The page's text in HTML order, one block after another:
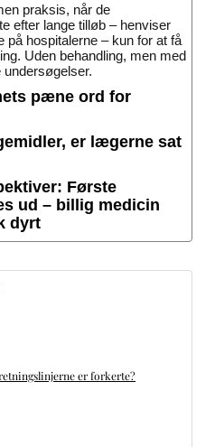
praksis, når de
efter lange tilløb – henviser
på hospitalerne – kun for at få
Uden behandling, men med
undersøgelser.
pæne ord for
er lægerne sat
Første
ud – billig medicin
dyrt
er forkerte?